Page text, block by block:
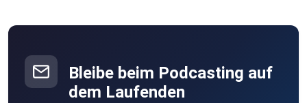
Bleibe beim Podcasting auf
dem Laufenden